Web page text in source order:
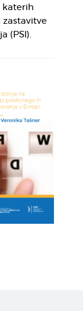
katerih
zastavitve
(PSI).